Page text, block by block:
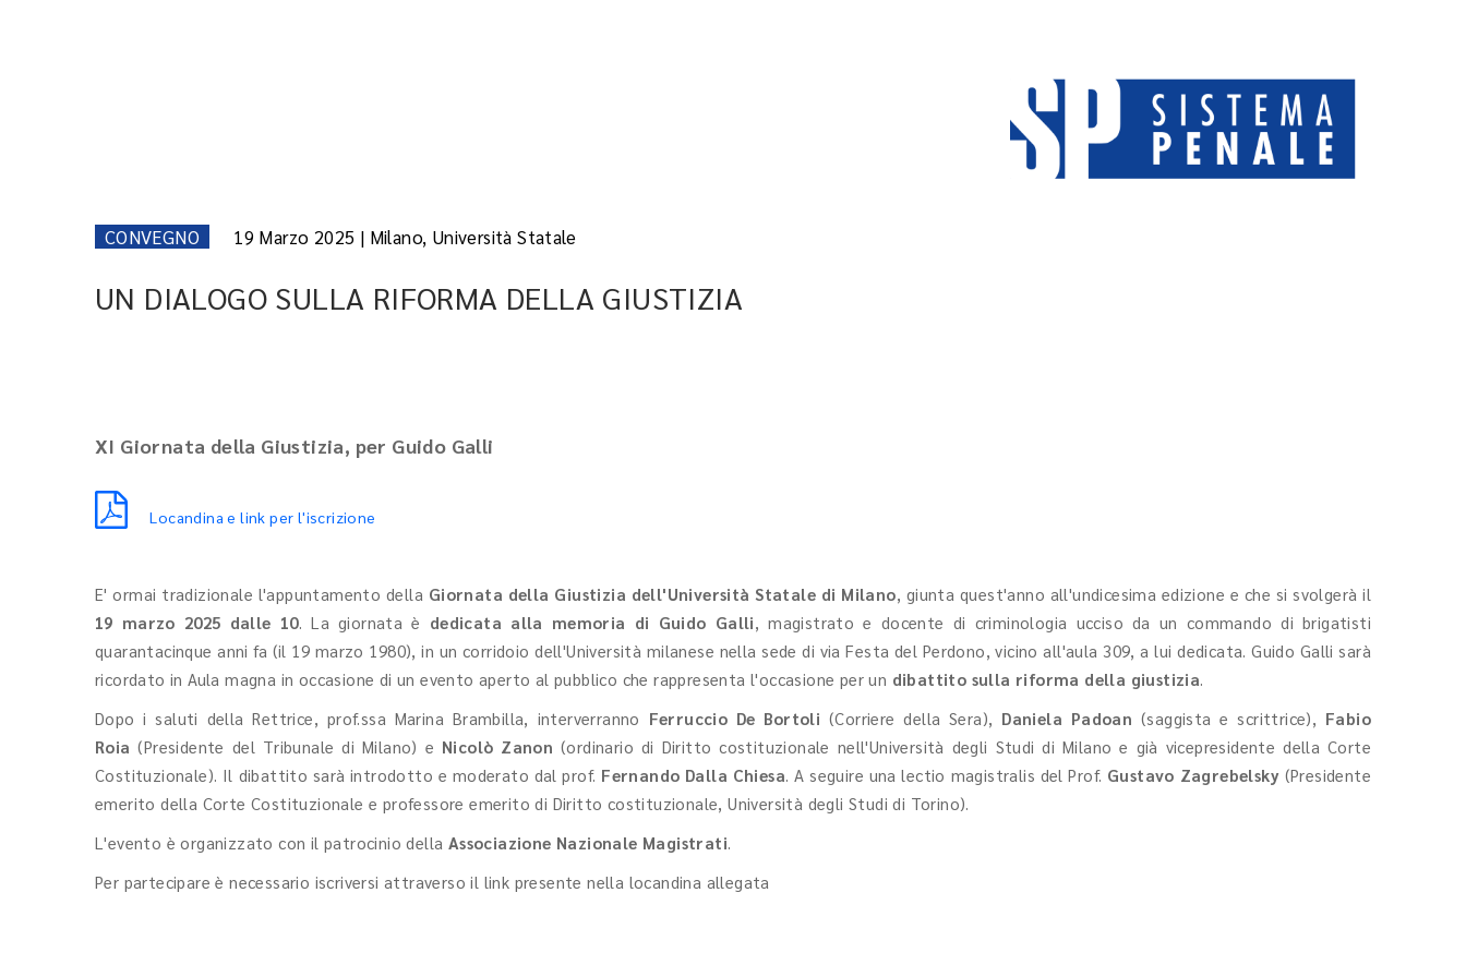
CONVEGNO 19 Marzo 2025 | Milano, Università Statale
UN DIALOGO SULLA RIFORMA DELLA GIUSTIZIA
XI Giornata della Giustizia, per Guido Galli
Locandina e link per l'iscrizione
E' ormai tradizionale l'appuntamento della Giornata della Giustizia dell'Università Statale di Milano, giunta quest'anno all'undicesima edizione e che si svolgerà il
19 marzo 2025 dalle 10. La giornata è dedicata alla memoria di Guido Galli, magistrato e docente di criminologia ucciso da un commando di brigatisti
quarantacinque anni fa (il 19 marzo 1980), in un corridoio dell'Università milanese nella sede di via Festa del Perdono, vicino all'aula 309, a lui dedicata. Guido Galli sarà
ricordato in Aula magna in occasione di un evento aperto al pubblico che rappresenta l'occasione per un dibattito sulla riforma della giustizia.
Dopo i saluti della Rettrice, prof.ssa Marina Brambilla, interverranno Ferruccio De Bortoli (Corriere della Sera), Daniela Padoan (saggista e scrittrice), Fabio
Roia (Presidente del Tribunale di Milano) e Nicolò Zanon(ordinario di Diritto costituzionale nell'Università degli Studi di Milano e già vicepresidente della Corte
Costituzionale). Il dibattito sarà introdotto e moderato dal prof. Fernando Dalla Chiesa. A seguire una lectio magistralis del Prof. Gustavo Zagrebelsky(Presidente
emerito della Corte Costituzionale e professore emerito di Diritto costituzionale, Università degli Studi di Torino).
L'evento è organizzato con il patrocinio della Associazione Nazionale Magistrati.
Per partecipare è necessario iscriversi attraverso il link presente nella locandina allegata